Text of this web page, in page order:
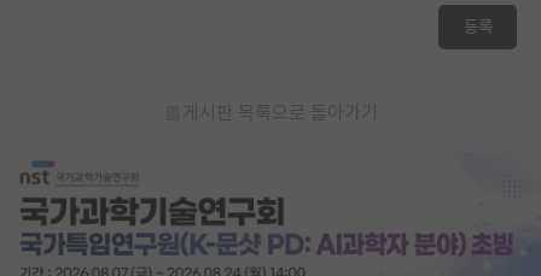
등록
게시판 목록으로 돌아가기